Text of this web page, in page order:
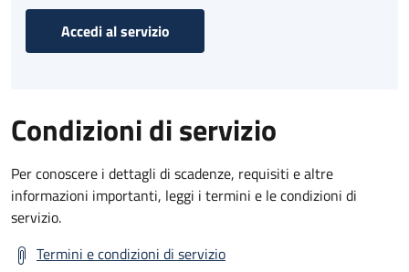
Accedi al servizio
Condizioni di servizio
Per conoscere i dettagli di scadenze, requisiti e altre
informazioni importanti, leggi i termini e le condizioni di
servizio.
Termini e condizioni di servizio